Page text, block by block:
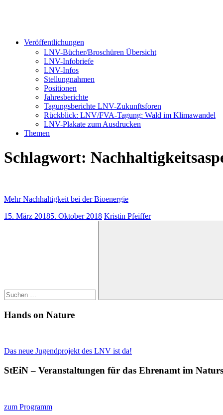
Veröffentlichungen
LNV-Bücher/Broschüren Übersicht
LNV-Infobriefe
LNV-Infos
Stellungnahmen
Positionen
Jahresberichte
Tagungsberichte LNV-Zukunftsforen
Rückblick: LNV/FVA-Tagung: Wald im Klimawandel
LNV-Plakate zum Ausdrucken
Themen
Schlagwort:
Mehr Nachhaltigkeit bei der Bioenergie
15. März 20185. Oktober 2018 Kristin Pfeiffer
Suchen
Hands on Nature
Das neue Jugendprojekt des LNV ist da!
StEiN – Veranstaltungen für das Ehrenamt im
zum Programm